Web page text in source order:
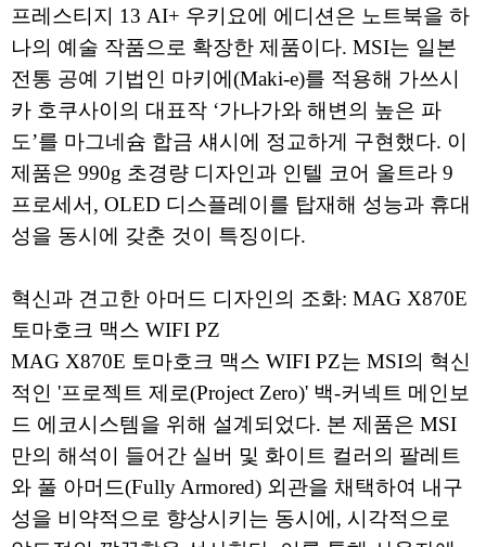
프레스티지 13 AI+ 우키요에 에디션은 노트북을 하
나의 예술 작품으로 확장한 제품이다. MSI는 일본
전통 공예 기법인 마키에(Maki-e)를 적용해 가쓰시
카 호쿠사이의 대표작 ‘가나가와 해변의 높은 파
도’를 마그네슘 합금 섀시에 정교하게 구현했다. 이
제품은 990g 초경량 디자인과 인텔 코어 울트라 9
프로세서, OLED 디스플레이를 탑재해 성능과 휴대
성을 동시에 갖춘 것이 특징이다.
혁신과 견고한 아머드 디자인의 조화: MAG X870E
토마호크 맥스 WIFI PZ
MAG X870E 토마호크 맥스 WIFI PZ는 MSI의 혁신
적인 '프로젝트 제로(Project Zero)' 백-커넥트 메인보
드 에코시스템을 위해 설계되었다. 본 제품은 MSI
만의 해석이 들어간 실버 및 화이트 컬러의 팔레트
와 풀 아머드(Fully Armored) 외관을 채택하여 내구
성을 비약적으로 향상시키는 동시에, 시각적으로